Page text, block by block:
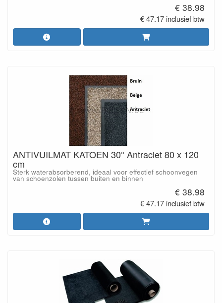
€ 38.98
€ 47.17 inclusief btw
ANTIVUILMAT KATOEN 30° Antraciet 80 x 120
cm
Sterk waterabsorberend, ideaal voor effectief schoonvegen
van schoenzolen tussen buiten en binnen
€ 38.98
€ 47.17 inclusief btw